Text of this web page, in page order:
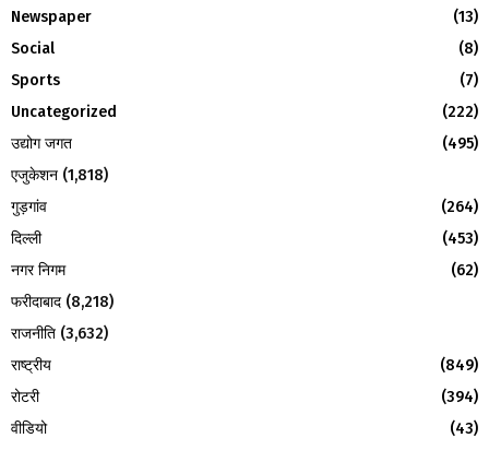
:Newspaper
(13)
Social
(8)
Sports
(7)
Uncategorized
(222)
उद्योग जगत
(495)
एजुकेशन (1,818)
गुड़गांव
(264)
दिल्ली
(453)
नगर निगम
(62)
फरीदाबाद (8,218)
राजनीति (3,632)
राष्ट्रीय
(849)
रोटरी
(394)
वीडियो
(43)